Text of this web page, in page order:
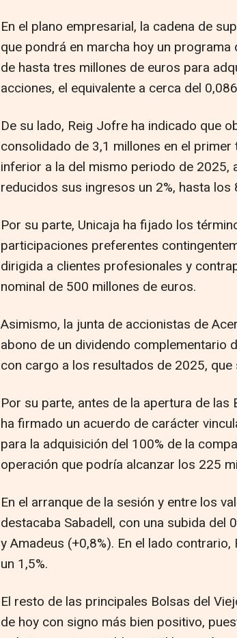
En el plano empresarial, la cadena de
que pondrá en marcha hoy un
de hasta tres millones de euros para
acciones, el equivalente a cerca del
De su lado, Reig Jofre ha indicado que
consolidado de 3,1 millones en el
inferior a la del mismo periodo de 2025,
reducidos sus ingresos un 2%, hasta los
Por su parte, Unicaja ha fijado los
participaciones preferentes
dirigida a clientes profesionales y
nominal de 500 millones de euros.
Asimismo, la junta de accionistas de
abono de un dividendo complementario
con cargo a los resultados de 2025,
Por su parte, antes de la apertura de
ha firmado un acuerdo de carácter
para la adquisición del 100% de la
operación que podría alcanzar los 225
En el arranque de la sesión y entre los
destacaba Sabadell, con una subida del
y Amadeus (+0,8%). En el lado
un 1,5%.
El resto de las principales Bolsas del
de hoy con signo más bien positivo,